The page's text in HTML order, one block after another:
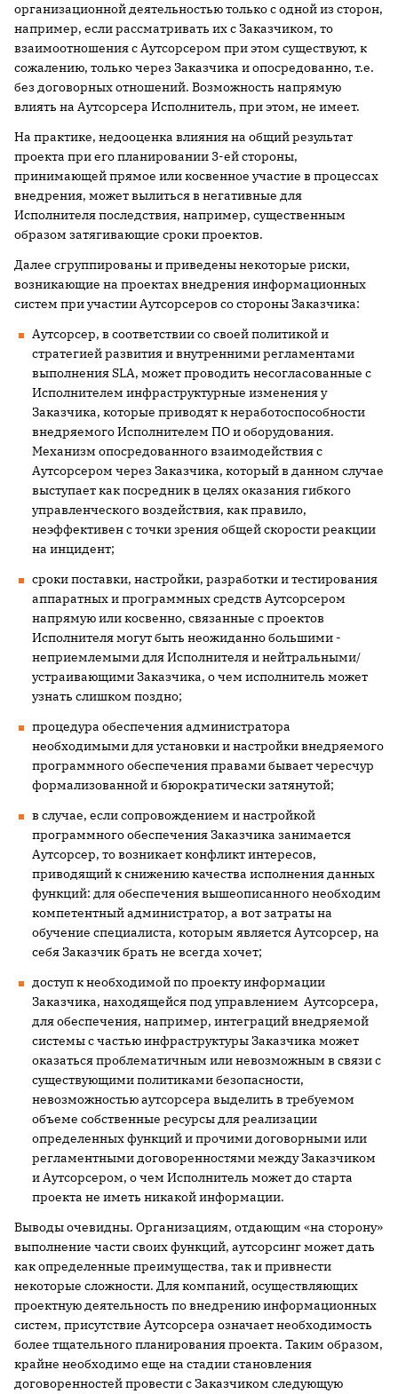
организационной деятельностью только с одной из сторон,
например, если рассматривать их с Заказчиком, то
взаимоотношения с Аутсорсером при этом существуют, к
сожалению, только через Заказчика и опосредованно, т.е.
без договорных отношений. Возможность напрямую
влиять на Аутсорсера Исполнитель, при этом, не имеет.
На практике, недооценка влияния на общий результат
проекта при его планировании 3-ей стороны,
принимающей прямое или косвенное участие в процессах
внедрения, может вылиться в негативные для
Исполнителя последствия, например, существенным
образом затягивающие сроки проектов.
Далее сгруппированы и приведены некоторые риски,
возникающие на проектах внедрения информационных
систем при участии Аутсорсеров со стороны Заказчика:
Аутсорсер, в соответствии со своей политикой и
стратегией развития и внутренними регламентами
выполнения SLA, может проводить несогласованные с
Исполнителем инфраструктурные изменения у
Заказчика, которые приводят к неработоспособности
внедряемого Исполнителем ПО и оборудования.
Механизм опосредованного взаимодействия с
Аутсорсером через Заказчика, который в данном случае
выступает как посредник в целях оказания гибкого
управленческого воздействия, как правило,
неэффективен с точки зрения общей скорости реакции
на инцидент;
сроки поставки, настройки, разработки и тестирования
аппаратных и программных средств Аутсорсером
напрямую или косвенно, связанные с проектов
Исполнителя могут быть неожиданно большими -
неприемлемыми для Исполнителя и нейтральными/
устраивающими Заказчика, о чем исполнитель может
узнать слишком поздно;
процедура обеспечения администратора
необходимыми для установки и настройки внедряемого
программного обеспечения правами бывает чересчур
формализованной и бюрократически затянутой;
в случае, если сопровождением и настройкой
программного обеспечения Заказчика занимается
Аутсорсер, то возникает конфликт интересов,
приводящий к снижению качества исполнения данных
функций: для обеспечения вышеописанного необходим
компетентный администратор, а вот затраты на
обучение специалиста, которым является Аутсорсер, на
себя Заказчик брать не всегда хочет;
доступ к необходимой по проекту информации
Заказчика, находящейся под управлением Аутсорсера,
для обеспечения, например, интеграций внедряемой
системы с частью инфраструктуры Заказчика может
оказаться проблематичным или невозможным в связи с
существующими политиками безопасности,
невозможностью аутсорсера выделить в требуемом
объеме собственные ресурсы для реализации
определенных функций и прочими договорными или
регламентными договоренностями между Заказчиком
и Аутсорсером, о чем Исполнитель может до старта
проекта не иметь никакой информации.
Выводы очевидны. Организациям, отдающим «на сторону»
выполнение части своих функций, аутсорсинг может дать
как определенные преимущества, так и привнести
некоторые сложности. Для компаний, осуществляющих
проектную деятельность по внедрению информационных
систем, присутствие Аутсорсера означает необходимость
более тщательного планирования проекта. Таким образом,
крайне необходимо еще на стадии становления
договоренностей провести с Заказчиком следующую